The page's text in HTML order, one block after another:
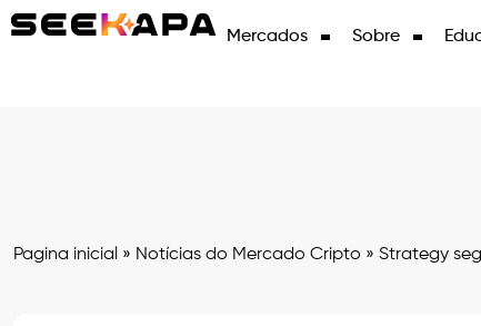
Mercados Sobre
Pagina inicial » Notícias do Mercado Cripto » Strategy